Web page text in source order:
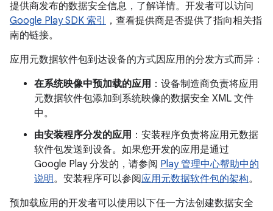
提供商发布的数据安全信息，了解详情。开发者可以访问
Google Play SDK 索引
，查看提供商是否提供了指向相关指
南的链接。
应用元数据软件包到达设备的方式因应用的分发方式而异：
在系统映像中预加载的应用 ：设备制造商负责将应用
元数据软件包添加到系统映像的数据安全 XML 文件
中。
由安装程序分发的应用 ：安装程序负责将应用元数据
软件包发送到设备。如果您开发的应用是通过
Google Play 分发的，请参阅 Play 管理中心帮助中的
说明。安装程序可以参阅应用元数据软件包的架构。
预加载应用的开发者可以使用以下任一方法创建数据安全